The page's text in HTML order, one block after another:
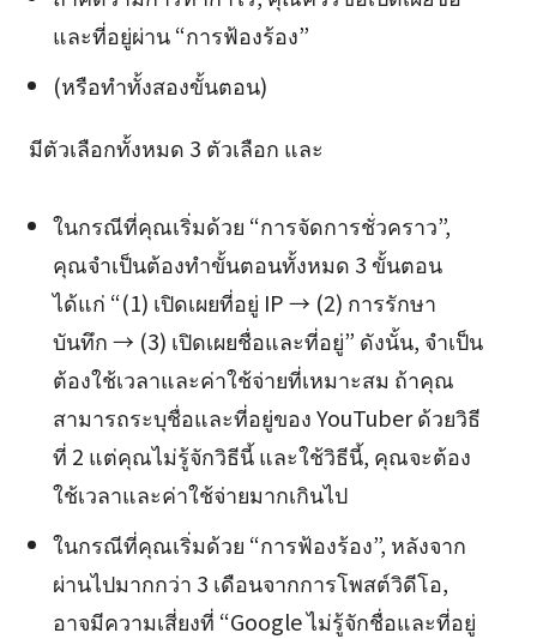
และที่อยู่ผ่าน “การฟ้องร้อง”
(หรือทำทั้งสองขั้นตอน)
มีตัวเลือกทั้งหมด 3 ตัวเลือก และ
ในกรณีที่คุณเริ่มด้วย “การจัดการชั่วคราว”,
คุณจำเป็นต้องทำขั้นตอนทั้งหมด 3 ขั้นตอน
ได้แก่ “(1) เปิดเผยที่อยู่ IP → (2) การรักษา
บันทึก → (3) เปิดเผยชื่อและที่อยู่” ดังนั้น, จำเป็น
ต้องใช้เวลาและค่าใช้จ่ายที่เหมาะสม ถ้าคุณ
สามารถระบุชื่อและที่อยู่ของ YouTuber ด้วยวิธี
ที่ 2 แต่คุณไม่รู้จักวิธีนี้ และใช้วิธีนี้, คุณจะต้อง
ใช้เวลาและค่าใช้จ่ายมากเกินไป
ในกรณีที่คุณเริ่มด้วย “การฟ้องร้อง”, หลังจาก
ผ่านไปมากกว่า 3 เดือนจากการโพสต์วิดีโอ,
อาจมีความเสี่ยงที่ “Google ไม่รู้จักชื่อและที่อยู่